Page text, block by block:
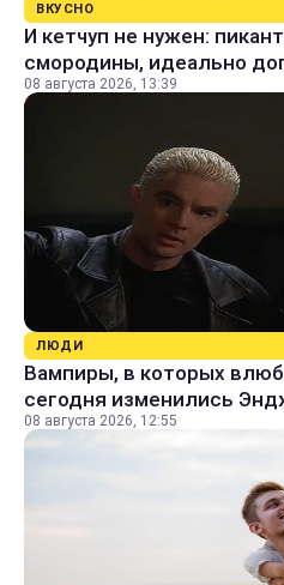
ВКУСНО
И кетчуп не нужен:
смородины, идеально
08 августа 2026, 13:39
ЛЮДИ
Вампиры, в которых
сегодня изменились
08 августа 2026, 12:55